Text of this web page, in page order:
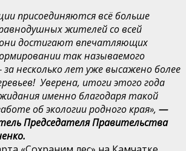
присоединяются всё больше
жителей со всей
достигают впечатляющих
так называемого
несколько лет уже высажено более
Уверена, итоги этого года
именно благодаря такой
об экологии родного края», —
Председателя Правительства